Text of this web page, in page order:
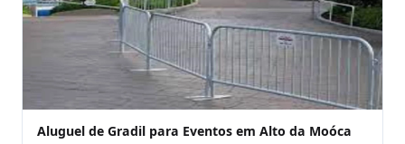
Aluguel de Gradil para Eventos em Alto da Moóca